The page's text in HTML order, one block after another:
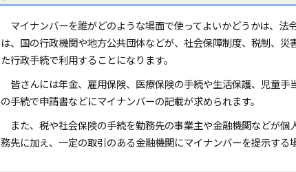
マイナンバーを誰がどのような場面で使ってよいかどうかは、法
は、国の行政機関や地方公共団体などが、社会保障制度、税制、
た行政手続で利用することになります。
皆さんには年金、雇用保険、医療保険の手続や生活保護、児童手
の手続で申請書などにマイナンバーの記載が求められます。
また、税や社会保険の手続を勤務先の事業主や金融機関などが個
務先に加え、一定の取引のある金融機関にマイナンバーを提示する